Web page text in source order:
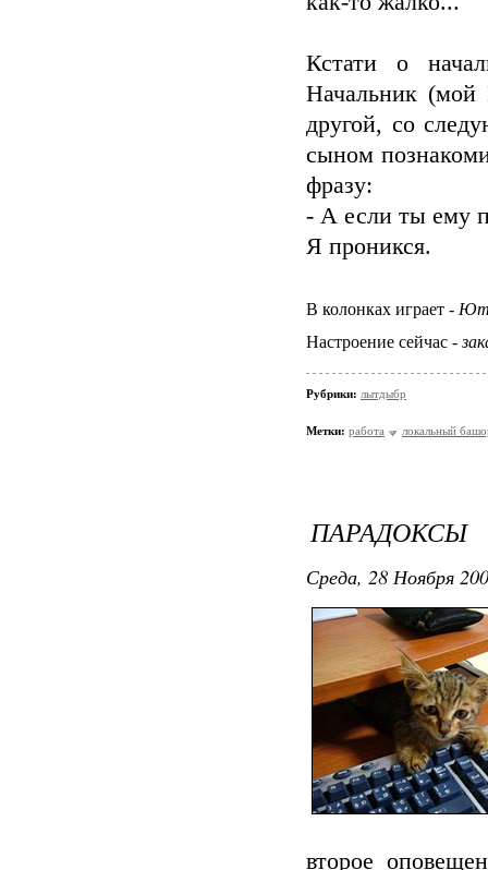
Кстати о
Начальник
другой, со
сыном
фразу:
- А если ты ему
Я проникся.
В колонках играет -
Настроение сейчас -
Рубрики: лытдыбр
Метки: работа локальный
ПАРАДОКСЫ
Среда, 28 Ноября
второе